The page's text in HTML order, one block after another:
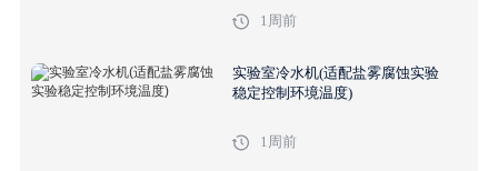
1周前
实验室冷水机(适配盐雾腐蚀实验
稳定控制环境温度)
1周前